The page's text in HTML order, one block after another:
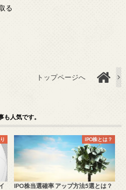
る
トップページへ
も人気です。
IPO株とは？
IPO株当選確率 アップ方法5選とは？